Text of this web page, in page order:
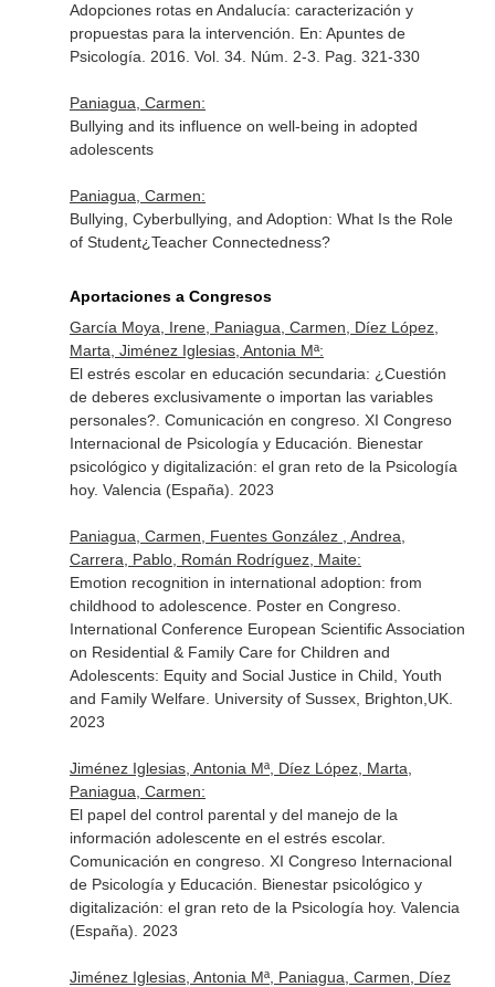
Adopciones rotas en Andalucía: caracterización y
propuestas para la intervención. En: Apuntes de
Psicología . 2016. Vol. 34. Núm. 2-3. Pag. 321-330
Paniagua, Carmen:
Bullying and its influence on well-being in adopted
adolescents
Paniagua, Carmen:
Bullying, Cyberbullying, and Adoption: What Is the Role
of Student¿Teacher Connectedness?
Aportaciones a Congresos
García Moya, Irene, Paniagua, Carmen, Díez López,
Marta, Jiménez Iglesias, Antonia Mª:
El estrés escolar en educación secundaria: ¿Cuestión
de deberes exclusivamente o importan las variables
personales?. Comunicación en congreso. XI Congreso
Internacional de Psicología y Educación. Bienestar
psicológico y digitalización: el gran reto de la Psicología
hoy. Valencia (España). 2023
Paniagua, Carmen, Fuentes González , Andrea,
Carrera, Pablo, Román Rodríguez, Maite:
Emotion recognition in international adoption: from
childhood to adolescence. Poster en Congreso.
International Conference European Scientific Association
on Residential & Family Care for Children and
Adolescents: Equity and Social Justice in Child, Youth
and Family Welfare. University of Sussex, Brighton,UK.
2023
Jiménez Iglesias, Antonia Mª, Díez López, Marta,
Paniagua, Carmen:
El papel del control parental y del manejo de la
información adolescente en el estrés escolar.
Comunicación en congreso. XI Congreso Internacional
de Psicología y Educación. Bienestar psicológico y
digitalización: el gran reto de la Psicología hoy. Valencia
(España). 2023
Jiménez Iglesias, Antonia Mª, Paniagua, Carmen, Díez